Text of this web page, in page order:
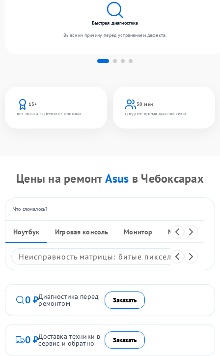
13+
лет опыта в ремонте техники
30 мин
среднее время диагностики
Быстрая диагностика
Выясним причину перед устранением дефекта.
Цены на ремонтAsus в Чебоксарах
Что сломалось?
Ноутбук Игровая консоль Монитор Моноблок
Неисправность матрицы: битые пиксели,
0 ₽Диагностика перед
ремонтом Заказать
0 ₽Доставка техники в
сервис и обратно Заказать